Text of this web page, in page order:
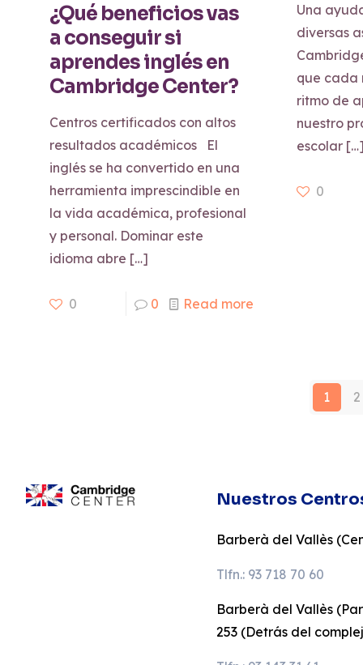
¿Qué beneficios vas
a conseguir si
aprendes inglés en
Cambridge Center?
Centros certificados con altos
resultados académicos El
inglés se ha convertido en una
herramienta imprescindible en
la vida académica, profesional
y personal. Dominar este
idioma abre […]
0 0 Read more
Una
diversas
que cada
ritmo de
nuestro
escolar
0
1 2
Nuestros
Barberà del Vallès
Tlfn.: 93 718 70 60
Barberà del Vallès
253 (Detrás del